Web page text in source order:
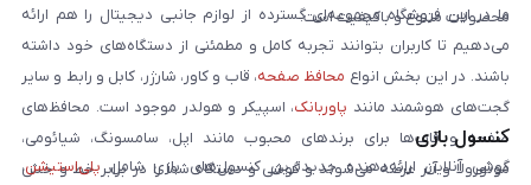
محصولات متنوع و باکیفیت است.
ما در این فروشگاه مجموعه‌ای گسترده از لوازم جانبی دیجیتال را هم ارائه
می‌دهیم تا کاربران بتوانند تجربه کامل و مطمئنی از دستگاه‌های خود داشته
باشند. در این بخش انواع محافظ صفحه، قاب و کاور، شارژر، کابل و رابط و سایر
گجت‌های هوشمند مانند پاوربانک، اسپیکر و هولدر موجود است. محافظ‌های
صفحه و قاب‌ها برای برندهای محبوب مانند اپل، سامسونگ، شیائومی،
موتورولا و آنر عرضه می‌شوند و گوشی و دستگاه شما را در برابر خط و خش
کنسول بازی
گوشی آنلاین ارائه‌دهنده جدیدترین کنسول‌های بازی شامل پلی‌استیشن،